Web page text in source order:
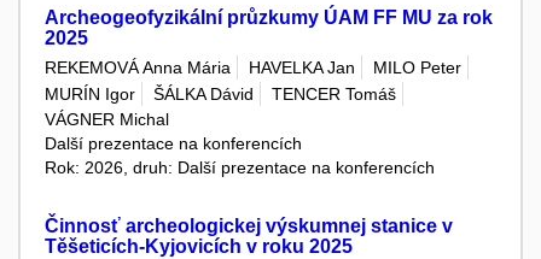
Archeogeofyzikální průzkumy ÚAM FF MU za rok
2025
REKEMOVÁ Anna Mária HAVELKA Jan
MILO Peter
MURÍN Igor
ŠÁLKA Dávid
TENCER Tomáš
VÁGNER Michal
Další prezentace na konferencích
Rok: 2026, druh: Další prezentace na konferencích
Činnosť archeologickej výskumnej stanice v
Těšeticích-Kyjovicích v roku 2025